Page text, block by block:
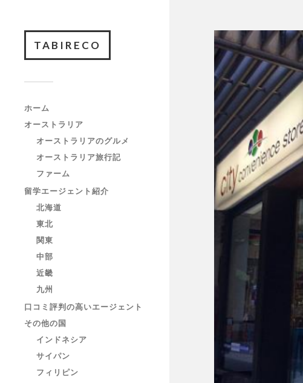
TABIRECO
ホーム
オーストラリア
オーストラリアのグルメ
オーストラリア旅行記
ファーム
留学エージェント紹介
北海道
東北
関東
中部
近畿
九州
口コミ評判の高いエージェント
その他の国
インドネシア
サイパン
フィリピン